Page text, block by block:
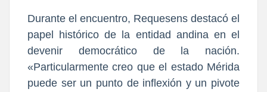
Durante el encuentro, Requesens destacó el
papel histórico de la entidad andina en el
devenir democrático de la nación.
«Particularmente creo que el estado Mérida
puede ser un punto de inflexión y un pivote